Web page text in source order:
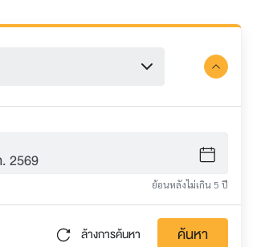
ย้อนหลังไม่เกิน 5 ปี
ล้างการค้นหา ค้นหา